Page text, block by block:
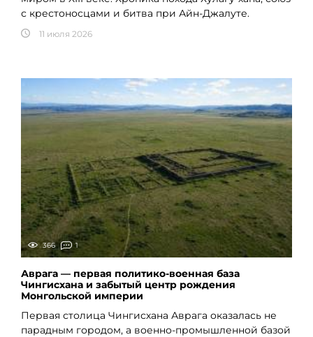
с крестоносцами и битва при Айн-Джалуте.
11 июля 2026
366 1
Аврага — первая политико-военная база
Чингисхана и забытый центр рождения
Монгольской империи
Первая столица Чингисхана Аврага оказалась не
парадным городом, а военно-промышленной базой